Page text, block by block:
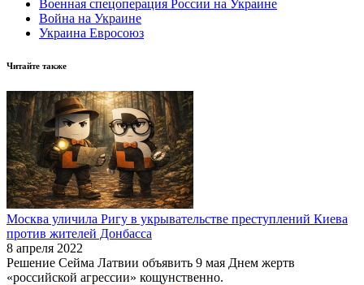
Военная спецоперация России на Украине
Война на Украине
Украина Евросоюз
Читайте также
Москва уличила Ригу в укрывательстве преступлений Киева
против жителей Донбасса
8 апреля 2022
Решение Сейма Латвии объявить 9 мая Днем жертв
«российской агрессии» кощунственно.